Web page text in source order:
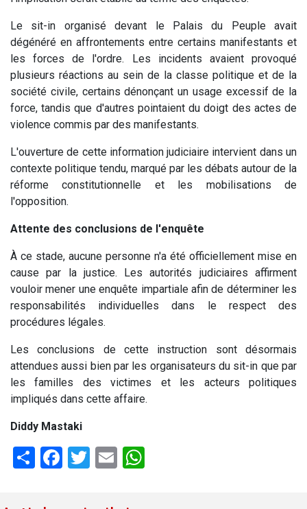
Le sit-in organisé devant le Palais du Peuple avait
dégénéré en affrontements entre certains manifestants et
les forces de l'ordre. Les incidents avaient provoqué
plusieurs réactions au sein de la classe politique et de la
société civile, certains dénonçant un usage excessif de la
force, tandis que d'autres pointaient du doigt des actes de
violence commis par des manifestants.
L'ouverture de cette information judiciaire intervient dans un
contexte politique tendu, marqué par les débats autour de la
réforme constitutionnelle et les mobilisations de
l'opposition.
Attente des conclusions de l'enquête
À ce stade, aucune personne n'a été officiellement mise en
cause par la justice. Les autorités judiciaires affirment
vouloir mener une enquête impartiale afin de déterminer les
responsabilités individuelles dans le respect des
procédures légales.
Les conclusions de cette instruction sont désormais
attendues aussi bien par les organisateurs du sit-in que par
les familles des victimes et les acteurs politiques
impliqués dans cette affaire.
Diddy Mastaki
ShareFacebook
Twitter
Email